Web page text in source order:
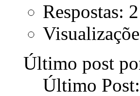
Respostas: 2
Último post
Último